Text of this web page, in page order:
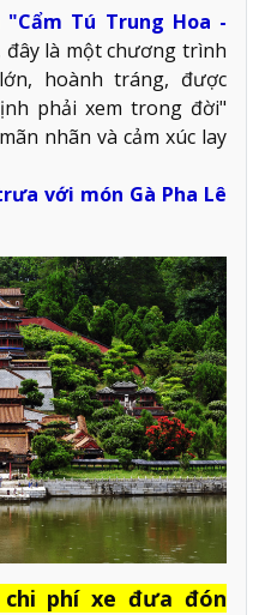
Tú Trung Hoa -
đây là một chương trình
hoành tráng, được
phải xem trong đời"
nhãn và cảm xúc lay
với món Gà Pha Lê
phí xe đưa đón